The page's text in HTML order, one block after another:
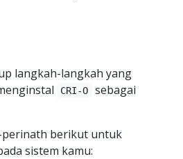
langkah-langkah yang
CRI-O
sebagai
berikut untuk
sistem kamu: